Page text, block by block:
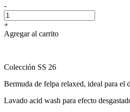
-
+
Agregar al carrito
Colección SS 26
Bermuda de felpa relaxed, ideal para el
Lavado acid wash para efecto